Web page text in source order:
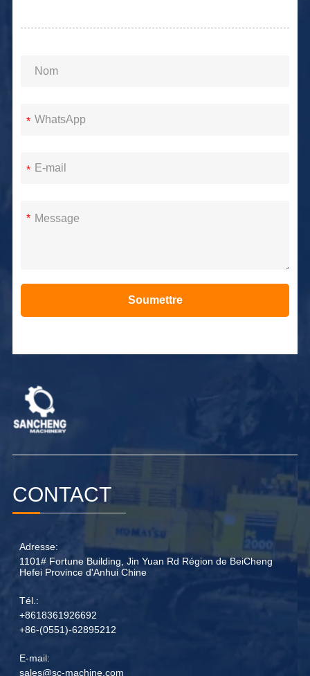
CONTACT
Adresse:
1101# Fortune Building, Jin Yuan Rd Région de BeiCheng
Hefei Province d'Anhui Chine
Tél.:
+8618361926692
+86-(0551)-62895212
E-mail:
sales@sc-machine.com
*
*
*
Soumettre